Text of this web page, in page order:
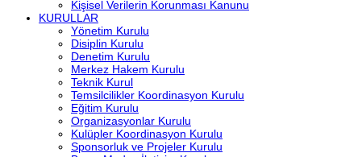
Kişisel Verilerin Korunması Kanunu
KURULLAR
Yönetim Kurulu
Disiplin Kurulu
Denetim Kurulu
Merkez Hakem Kurulu
Teknik Kurul
Temsilcilikler Koordinasyon Kurulu
Eğitim Kurulu
Organizasyonlar Kurulu
Kulüpler Koordinasyon Kurulu
Sponsorluk ve Projeler Kurulu